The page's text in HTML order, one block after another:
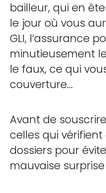
bailleur, qui en
le jour où vous
GLI, l’assurance
minutieusement
le faux, ce qui
couverture...
Avant de
celles qui
dossiers pour
mauvaise